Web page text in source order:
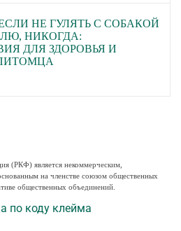
НЕ ГУЛЯТЬ С СОБАКОЙ
НИКОГДА:
ДЛЯ ЗДОРОВЬЯ И
(РКФ) является некоммерческим,
на членстве союзом общественных
общественных объединений.
по коду клейма